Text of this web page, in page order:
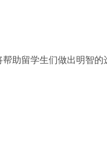
助留学生们做出明智的